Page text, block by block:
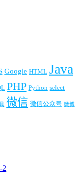
Google HTML Java
PHP Python select
微信 微信公众号 微博
2